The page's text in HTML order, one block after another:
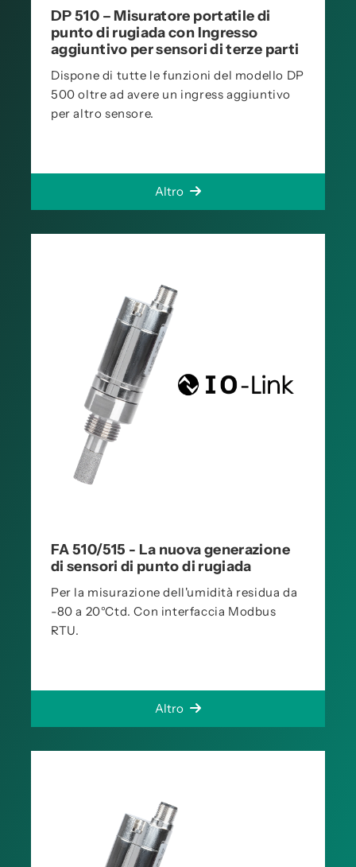
DP 510 – Misuratore portatile di
punto di rugiada con Ingresso
aggiuntivo per sensori di terze parti
Dispone di tutte le funzioni del modello DP
500 oltre ad avere un ingress aggiuntivo
per altro sensore.
Altro
FA 510/515 - La nuova generazione
di sensori di punto di rugiada
Per la misurazione dell'umidità residua da
-80 a 20°Ctd. Con interfaccia Modbus
RTU.
Altro